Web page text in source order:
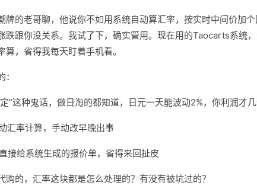
牌的老哥聊，他说你不如用系统自动算汇率，按实时中间价加
跌跟你没关系。我试了下，确实管用。现在用的Taocarts系统
算，省得我每天盯着手机看。
”这种鬼话，做日淘的都知道，日元一天能波动2%，你利润才几
汇率计算，手动改早晚出事
接给系统生成的报价单，省得来回扯皮
购的，汇率这块都是怎么处理的？有没有被坑过的？